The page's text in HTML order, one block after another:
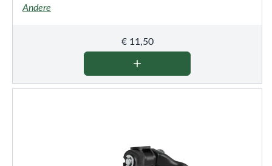
Andere
€11,50